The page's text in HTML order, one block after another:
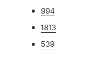
994
1813
539